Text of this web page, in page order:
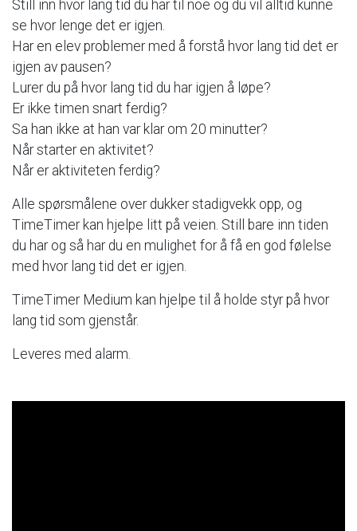
Still inn hvor lang tid du har til noe og du vil alltid kunne
se hvor lenge det er igjen.
Har en elev problemer med å forstå hvor lang tid det er
igjen av pausen?
Lurer du på hvor lang tid du har igjen å løpe?
Er ikke timen snart ferdig?
Sa han ikke at han var klar om 20 minutter?
Når starter en aktivitet?
Når er aktiviteten ferdig?
Alle spørsmålene over dukker stadigvekk opp, og
TimeTimer kan hjelpe litt på veien. Still bare inn tiden
du har og så har du en mulighet for å få en god følelse
med hvor lang tid det er igjen.
TimeTimer Medium kan hjelpe til å holde styr på hvor
lang tid som gjenstår.
Leveres med alarm.